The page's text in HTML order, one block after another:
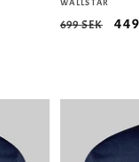
Säljare:
Ordinarie
699 SEK